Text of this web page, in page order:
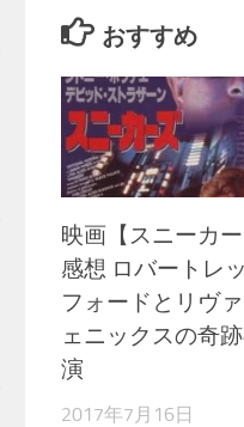
おすすめ
映画【スニーカー
感想 ロバートレ
フォードとリヴ
ェニックスの奇
演
2017年7月16日